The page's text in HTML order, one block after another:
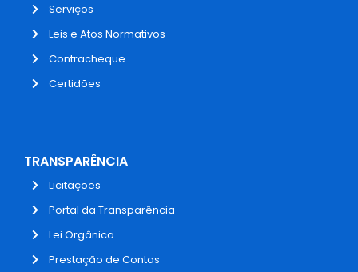
Serviços
Leis e Atos Normativos
Contracheque
Certidões
TRANSPARÊNCIA
Licitações
Portal da Transparência
Lei Orgânica
Prestação de Contas